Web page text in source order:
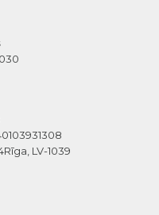
Rīga, LV-1039